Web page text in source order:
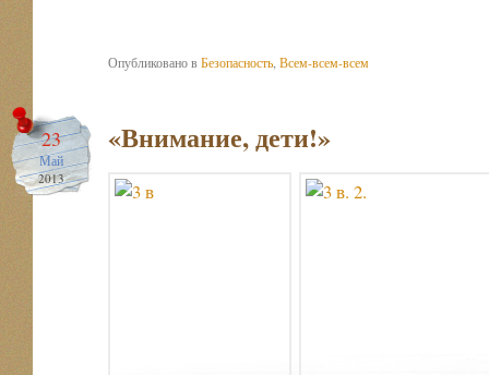
Опубликовано вБезопасность Всем-всем-всем
23
Май
2013
«Внимание, дети!»